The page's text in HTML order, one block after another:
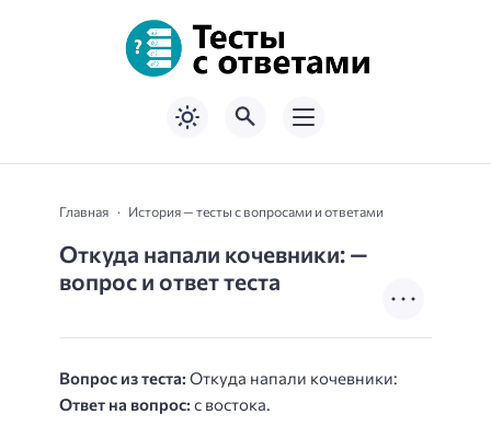
Главная История — тесты с вопросами и ответами
Откуда напали кочевники: —
вопрос и ответ теста
Вопрос из теста: Откуда напали кочевники:
Ответ на вопрос: с востока.